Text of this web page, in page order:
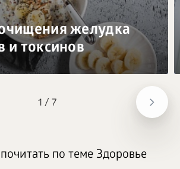
1 / 7
желудка
и токсинов
по теме Здоровье